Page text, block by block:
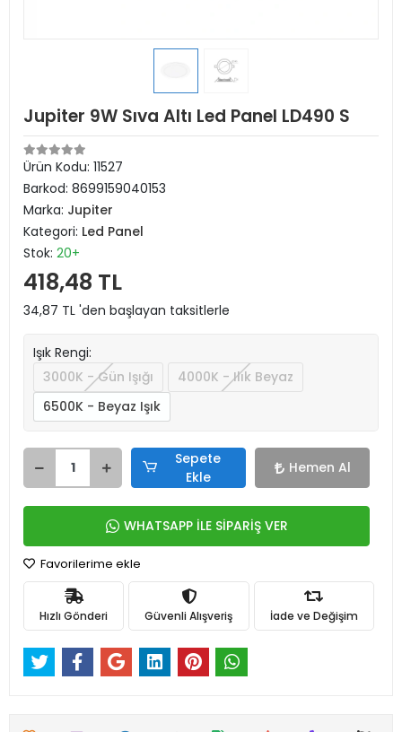
Jupiter 9W Sıva Altı Led Panel LD490 S
Ürün Kodu: 11527
Barkod: 8699159040153
Marka: Jupiter
Kategori: Led Panel
Stok: 20+
418,48 TL
34,87 TL 'den başlayan taksitlerle
Işık Rengi:
3000K - Gün Işığı
4000K - Ilık Beyaz
6500K - Beyaz Işık
Sepete
Ekle
Hemen Al
WHATSAPP İLE SİPARİŞ VER
Favorilerime ekle
Hızlı Gönderi Güvenli Alışveriş İade ve Değişim